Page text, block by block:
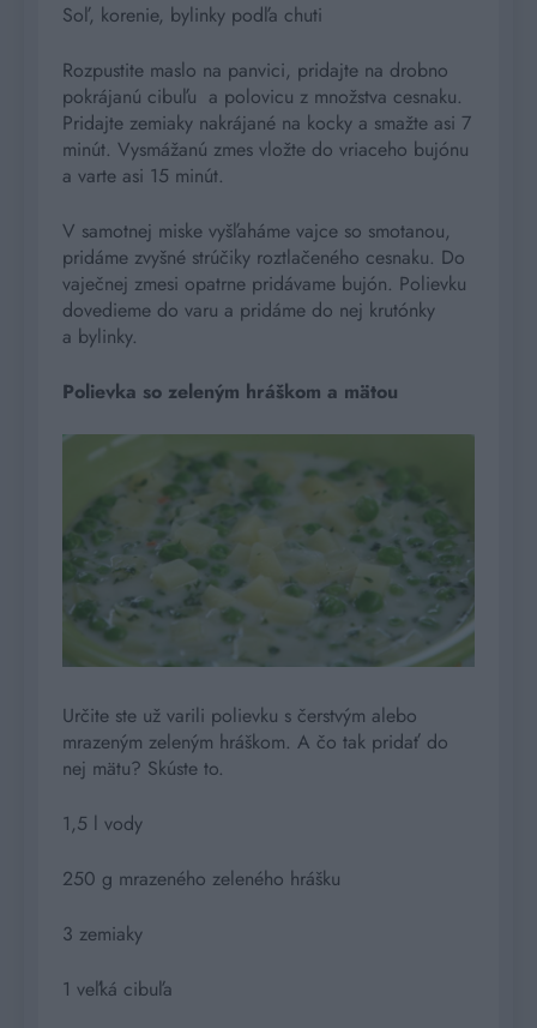
Soľ, korenie, bylinky podľa chuti
Rozpustite maslo na panvici, pridajte na drobno
pokrájanú cibuľu a polovicu z množstva cesnaku.
Pridajte zemiaky nakrájané na kocky a smažte asi 7
minút. Vysmážanú zmes vložte do vriaceho bujónu
a varte asi 15 minút.
V samotnej miske vyšľaháme vajce so smotanou,
pridáme zvyšné strúčiky roztlačeného cesnaku. Do
vaječnej zmesi opatrne pridávame bujón. Polievku
dovedieme do varu a pridáme do nej krutónky
a bylinky.
Polievka so zeleným hráškom a mätou
Určite ste už varili polievku s čerstvým alebo
mrazeným zeleným hráškom. A čo tak pridať do
nej mätu? Skúste to.
1,5 l vody
250 g mrazeného zeleného hrášku
3 zemiaky
1 veľká cibuľa